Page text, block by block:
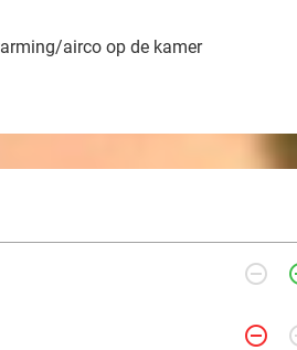
airco op de kamer
remove_circle_outline
remove_circle_outline